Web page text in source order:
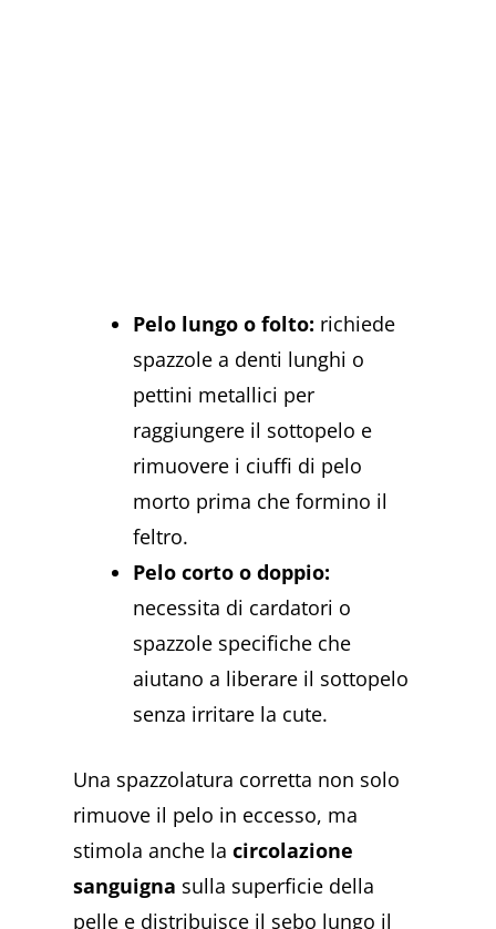
Pelo lungo o folto: richiede
spazzole a denti lunghi o
pettini metallici per
raggiungere il sottopelo e
rimuovere i ciuffi di pelo
morto prima che formino il
feltro.
Pelo corto o doppio:
necessita di cardatori o
spazzole specifiche che
aiutano a liberare il sottopelo
senza irritare la cute.
Una spazzolatura corretta non solo
rimuove il pelo in eccesso, ma
stimola anche lacircolazione
sanguigna sulla superficie della
pelle e distribuisce il sebo lungo il